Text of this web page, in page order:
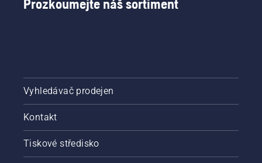
Prozkoumejte náš sortiment
Vyhledávač prodejen
Kontakt
Tiskové středisko